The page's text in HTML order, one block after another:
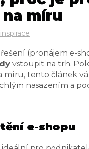
míru
řešení (pronájem e-
vstoupit na trh.
míru, tento článek
nasazením a
e-shopu